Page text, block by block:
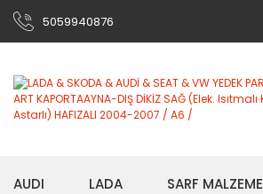
5059940876
AUDI LADA SARF MALZEME